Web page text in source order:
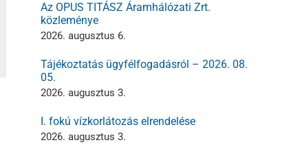
Az OPUS TITÁSZ Áramhálózati Zrt.
közleménye
2026. augusztus 6.
Tájékoztatás ügyfélfogadásról – 2026. 08.
05.
2026. augusztus 3.
I. fokú vízkorlátozás elrendelése
2026. augusztus 3.